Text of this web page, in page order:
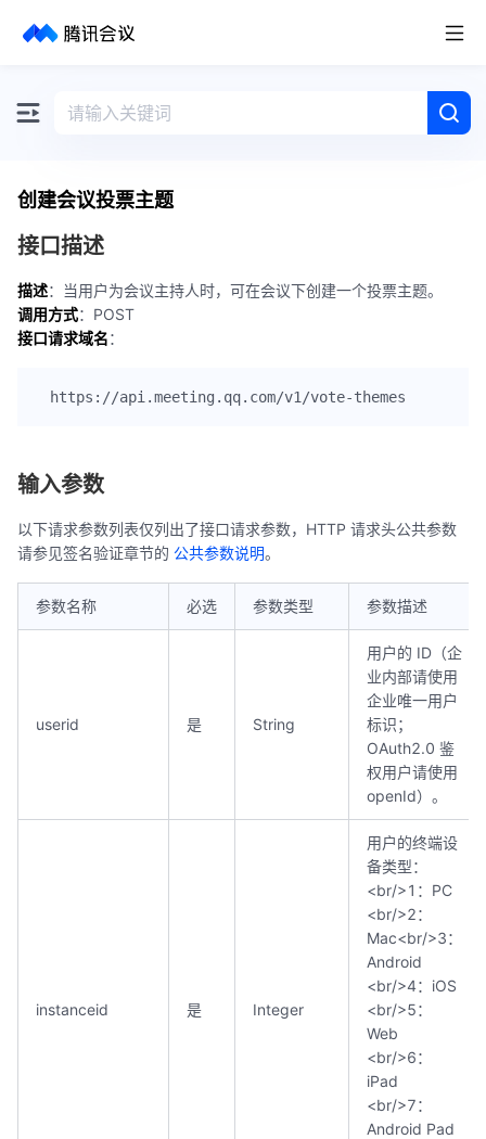
取消
创建会议投票主题
接口描述
描述：当用户为会议主持人时，可在会议下创建一个投票主题。
调用方式：POST
接口请求域名：
输入参数
以下请求参数列表仅列出了接口请求参数，HTTP 请求头公共参数
请参见签名验证章节的 公共参数说明。
参数名称 必选 参数类型 参数描述
userid 是 String
用户的 ID（企
业内部请使用
企业唯一用户
标识；
OAuth2.0 鉴
权用户请使用
openId）。
instanceid 是 Integer
用户的终端设
备类型：
<br/>1：PC
<br/>2：
Mac<br/>3：
Android
<br/>4：iOS
<br/>5：
Web
<br/>6：
iPad
<br/>7：
Android Pad